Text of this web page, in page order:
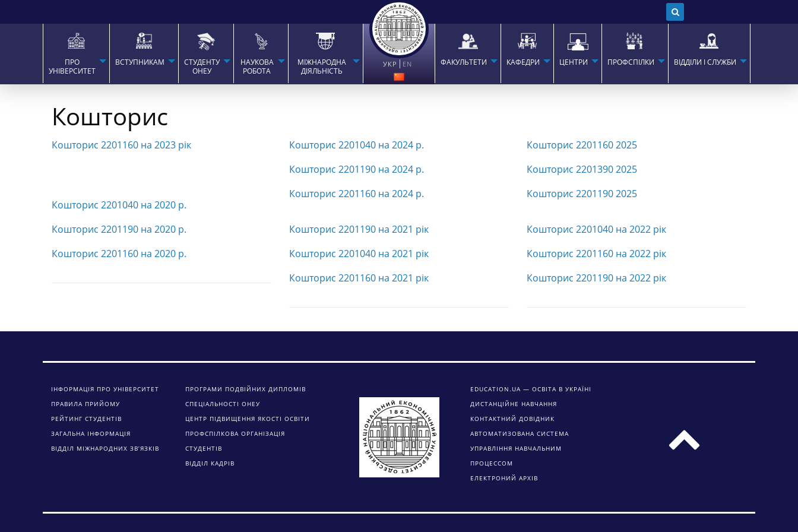
ПРО
УНІВЕРСИТЕТ
ВСТУПНИКАМ
СТУДЕНТУ
ОНЕУ
НАУКОВА
РОБОТА
МІЖНАРОДНА
ДІЯЛЬНІСТЬ
УКР EN ФАКУЛЬТЕТИ КАФЕДРИ ЦЕНТРИ ПРОФСПІЛКИ ВІДДІЛИ І СЛУЖБИ
Кошторис
Кошторис 2201160 на 2023 рік
Кошторис 2201040 на 2020 р.
Кошторис 2201190 на 2020 р.
Кошторис 2201160 на 2020 р.
Кошторис 2201040 на 2024 р.
Кошторис 2201190 на 2024 р.
Кошторис 2201160 на 2024 р.
Кошторис 2201190 на 2021 рік
Кошторис 2201040 на 2021 рік
Кошторис 2201160 на 2021 рік
Кошторис 2201160 2025
Кошторис 2201390 2025
Кошторис 2201190 2025
Кошторис 2201040 на 2022 рік
Кошторис 2201160 на 2022 рік
Кошторис 2201190 на 2022 рік
ІНФОРМАЦІЯ ПРО УНІВЕРСИТЕТ
ПРАВИЛА ПРИЙОМУ
РЕЙТИНГ СТУДЕНТІВ
ЗАГАЛЬНА ІНФОРМАЦІЯ
ВІДДІЛ МІЖНАРОДНИХ ЗВ’ЯЗКІВ
ПРОГРАМИ ПОДВІЙНИХ ДИПЛОМІВ
СПЕЦІАЛЬНОСТІ ОНЕУ
ЦЕНТР ПІДВИЩЕННЯ ЯКОСТІ ОСВІТИ
ПРОФСПІЛКОВА ОРГАНІЗАЦІЯ
СТУДЕНТІВ
ВІДДІЛ КАДРІВ
EDUCATION.UA — ОСВІТА В УКРАЇНІ
ДИСТАНЦІЙНЕ НАВЧАННЯ
КОНТАКТНИЙ ДОВІДНИК
АВТОМАТИЗОВАНА СИСТЕМА
УПРАВЛІННЯ НАВЧАЛЬНИМ
ПРОЦЕССОМ
ЕЛЕКТРОНИЙ АРХІВ